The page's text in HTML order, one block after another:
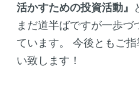
活かすための投資活動』
まだ道半ばですが一歩
ています。
今後ともご
い致します！